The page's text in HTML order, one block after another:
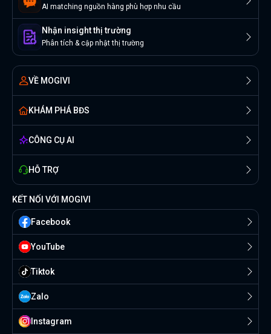
AI matching nguồn hàng phù hợp nhu cầu
Nhận insight thị trường
Phân tích & cập nhật thị trường
VỀ MOGIVI
KHÁM PHÁ BĐS
CÔNG CỤ AI
HỖ TRỢ
KẾT NỐI VỚI MOGIVI
Facebook
YouTube
Tiktok
Zalo
Instagram